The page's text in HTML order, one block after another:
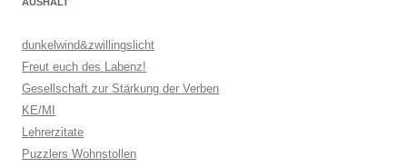
dunkelwind&zwillingslicht
Freut euch des Labenz!
Gesellschaft zur Stärkung der Verben
KE/MI
Lehrerzitate
Puzzlers Wohnstollen